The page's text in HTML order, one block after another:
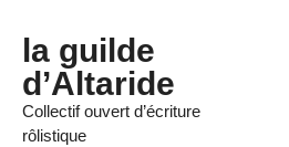
la guilde
d’Altaride
Collectif ouvert d’écriture
rôlistique